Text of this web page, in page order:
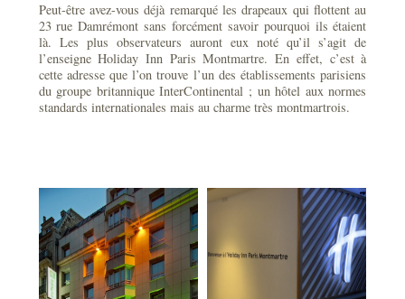
Peut-être avez-vous déjà remarqué les drapeaux qui flottent au
23 rue Damrémont sans forcément savoir pourquoi ils étaient
là. Les plus observateurs auront eux noté qu’il s’agit de
l’enseigne Holiday Inn Paris Montmartre. En effet, c’est à
cette adresse que l’on trouve l’un des établissements parisiens
du groupe britannique InterContinental ; un hôtel aux normes
standards internationales mais au charme très montmartrois.